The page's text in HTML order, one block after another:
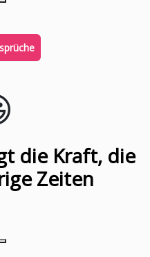
die Kraft, die
Zeiten